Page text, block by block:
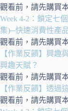
觀看前，請先購買
Week 4-2：鎖定七
集)─快速消費性產
觀看前，請先購買
【作業反饋】興趣
興趣天賦？
觀看前，請先購買
【作業反饋】透過
觀看前，請先購買